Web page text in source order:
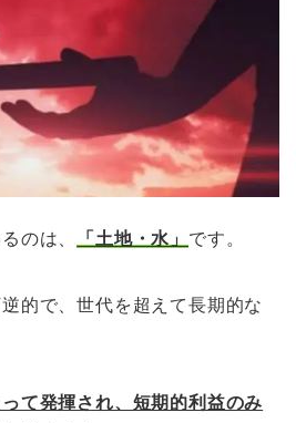
のは、 「土地・水」 です。
的で、世代を超えて長期的な
て発揮され、短期的利益のみ